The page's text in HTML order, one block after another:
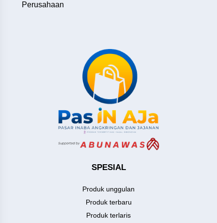
Perusahaan
SPESIAL
Produk unggulan
Produk terbaru
Produk terlaris